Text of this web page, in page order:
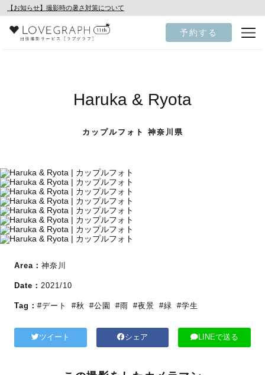
【お知らせ】撮影時の暑さ対策について
予約する
Haruka & Ryota
カップルフォト 神奈川県
Area： 神奈川
Date： 2021/10
Tag： #デート #秋 #公園 #雨 #夜景 #緑 #学生
ツイート シェア LINEで送る